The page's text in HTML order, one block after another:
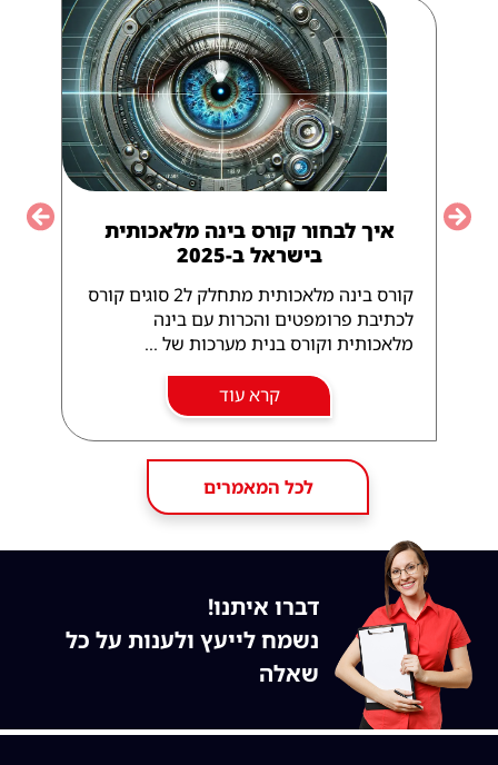
הבוגרים שלנו.
close
איך לבחור קורס בינה מלאכותית
בישראל ב-2025
קורס בינה מלאכותית מתחלק ל2 סוגים קורס
לכתיבת פרומפטים והכרות עם בינה
מלאכותית וקורס בנית מערכות של ...
קרא עוד
Next
לכל המאמרים
דברו איתנו!
נשמח לייעץ ולענות על כל
שאלה